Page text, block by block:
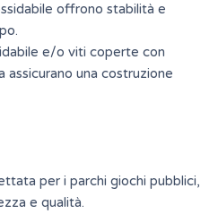
offrono stabilità e
e/o viti coperte con
assicurano una costruzione
per i parchi giochi pubblici,
e qualità.